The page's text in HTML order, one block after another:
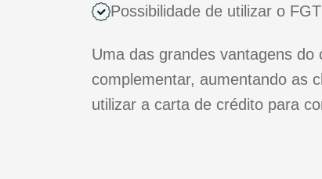
Possibilidade de utilizar o
Uma das grandes vantagens
complementar, aumentando as
utilizar a carta de crédito para